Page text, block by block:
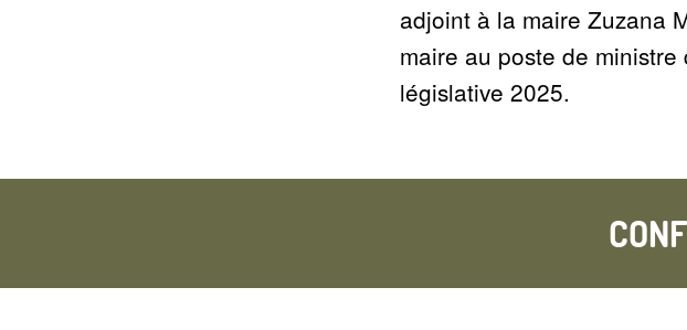
adjoint à la maire Zuzana
maire au poste de
législative 2025.